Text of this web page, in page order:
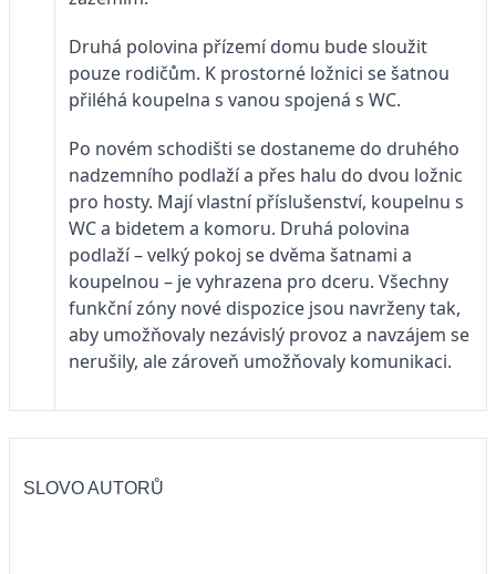
Druhá polovina přízemí domu bude sloužit
pouze rodičům. K prostorné ložnici se šatnou
přiléhá koupelna s vanou spojená s WC.
Po novém schodišti se dostaneme do druhého
nadzemního podlaží a přes halu do dvou ložnic
pro hosty. Mají vlastní příslušenství, koupelnu s
WC a bidetem a komoru. Druhá polovina
podlaží – velký pokoj se dvěma šatnami a
koupelnou – je vyhrazena pro dceru. Všechny
funkční zóny nové dispozice jsou navrženy tak,
aby umožňovaly nezávislý provoz a navzájem se
nerušily, ale zároveň umožňovaly komunikaci.
SLOVO AUTORŮ